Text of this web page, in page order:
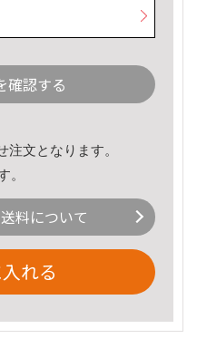
確認する
注文となります。
。
料について
れる